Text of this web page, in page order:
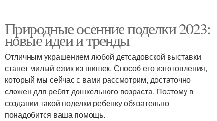
Природные осенние поделки 2023:
новые идеи и тренды
Отличным украшением любой детсадовской выставки
станет милый ежик из шишек. Способ его изготовления,
который мы сейчас с вами рассмотрим, достаточно
сложен для ребят дошкольного возраста. Поэтому в
создании такой поделки ребенку обязательно
понадобится ваша помощь.